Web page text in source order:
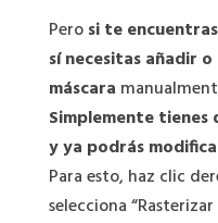
Perosi te
sí necesitas añadir
máscara
Simplemente tienes
y ya podrás
Para esto, haz clic
selecciona “Rasterizar